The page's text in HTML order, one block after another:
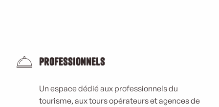
Professionnels
Un espace dédié aux professionnels du
tourisme, aux tours opérateurs et agences de